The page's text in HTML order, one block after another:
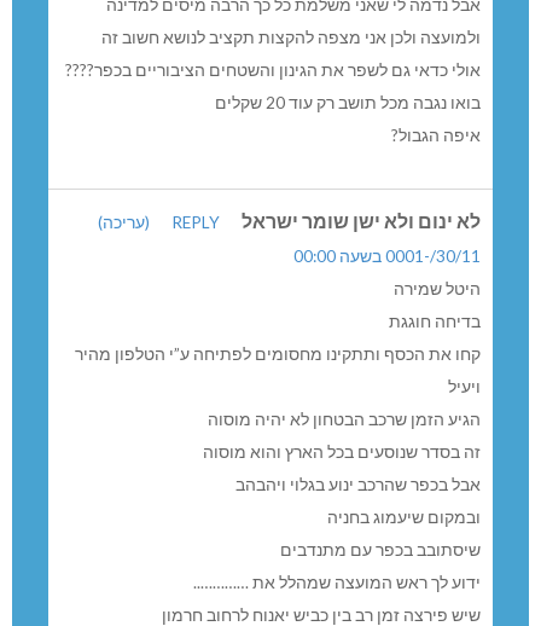
אבל נדמה לי שאני משלמת כל כך הרבה מיסים למדינה
ולמועצה ולכן אני מצפה להקצות תקציב לנושא חשוב זה
אולי כדאי גם לשפר את הגינון והשטחים הציבוריים בכפר????
בואו נגבה מכל תושב רק עוד 20 שקלים
איפה הגבול?
לא ינום ולא ישן שומר ישראל REPLY
(עריכה)
30/11/-0001 בשעה 00:00
היטל שמירה
בדיחה חוגגת
קחו את הכסף ותתקינו מחסומים לפתיחה ע”י הטלפון מהיר
ויעיל
הגיע הזמן שרכב הבטחון לא יהיה מוסוה
זה בסדר שנוסעים בכל הארץ והוא מוסוה
אבל בכפר שהרכב ינוע בגלוי ויהבהב
ובמקום שיעמוג בחניה
שיסתובב בכפר עם מתנדבים
ידוע לך ראש המועצה שמהלל את …………..
שיש פירצה זמן רב בין כביש יאנוח לרחוב חרמון